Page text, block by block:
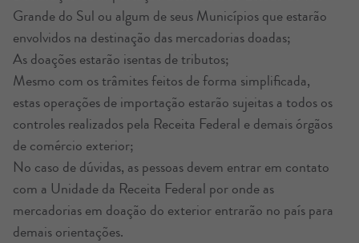
Grande do Sul ou algum de seus Municípios que estarão
envolvidos na destinação das mercadorias doadas;
As doações estarão isentas de tributos;
Mesmo com os trâmites feitos de forma simplificada,
estas operações de importação estarão sujeitas a todos os
controles realizados pela Receita Federal e demais órgãos
de comércio exterior;
No caso de dúvidas, as pessoas devem entrar em contato
com a Unidade da Receita Federal por onde as
mercadorias em doação do exterior entrarão no país para
demais orientações.